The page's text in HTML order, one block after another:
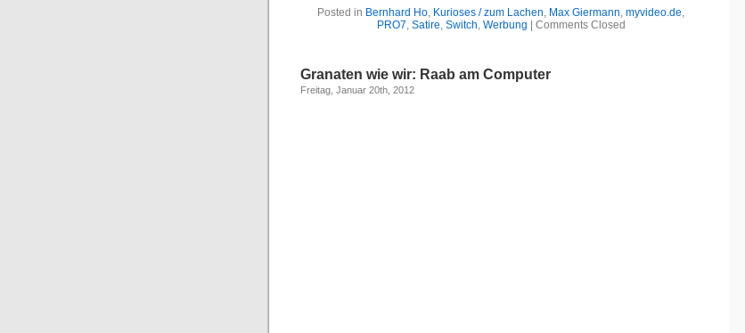
Posted in Bernhard Ho, Kurioses / zum Lachen, Max Giermann, myvideo.de,
PRO7, Satire, Switch, Werbung Comments Closed
Granaten wie wir: Raab am Computer
Freitag, Januar 20th, 2012